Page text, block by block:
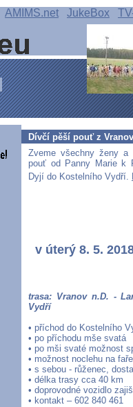
AMIMS.net JukeBox
Dívčí pěší pouť z
Zveme všechny ženy
pouť od Panny Marie k
Dyjí do Kostelního Vydří.
v úterý 8. 5.
trasa: Vranov n.D. -
Vydří
• příchod do Kostelního
• po příchodu mše svatá
• po mši svaté možnost
• možnost noclehu na
• s sebou - růženec,
• délka trasy cca 40 km
• doprovodné vozidlo
• kontakt – 602 840 461